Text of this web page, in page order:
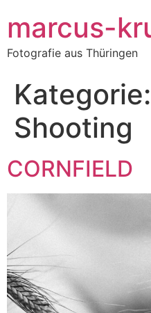
marcus-
Fotografie aus Thüringen
Kategorie:
Shooting
CORNFIELD